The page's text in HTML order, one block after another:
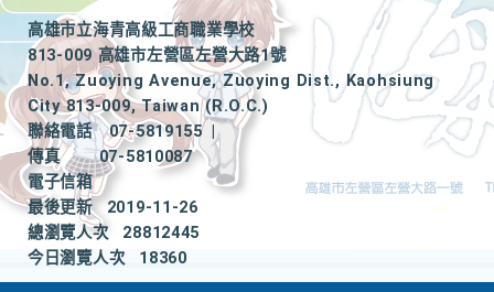
高雄市立海青高級工商職業學校
813-009 高雄市左營區左營大路1號
No.1, Zuoying Avenue, Zuoying Dist., Kaohsiung
City 813-009, Taiwan (R.O.C.)
聯絡電話
07-5819155
|
傳真
07-5810087
電子信箱
最後更新
2019-11-26
總瀏覽人次
28812445
今日瀏覽人次
18360